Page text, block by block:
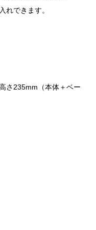
れできます。
さ235mm（本体＋ベー